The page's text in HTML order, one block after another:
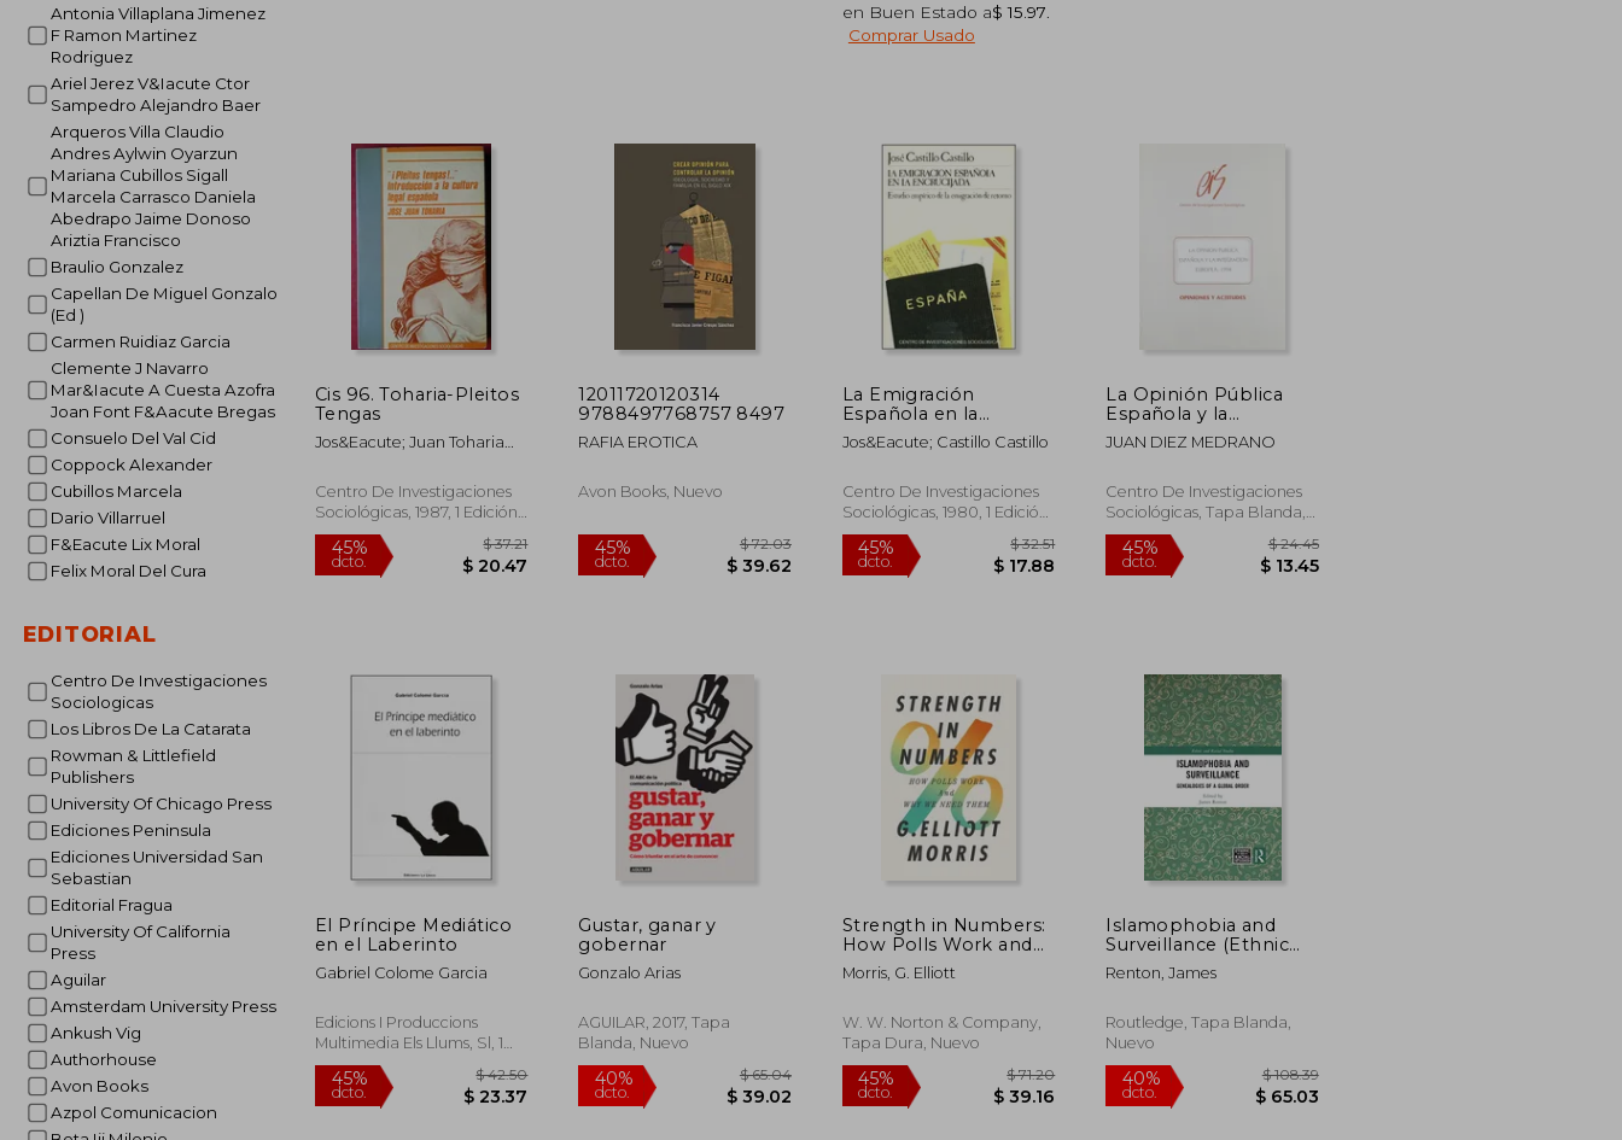
Antonia Villaplana Jimenez
F Ramon Martinez
Rodriguez
Ariel Jerez V&Iacute Ctor
Sampedro Alejandro Baer
Arqueros Villa Claudio
Andres Aylwin Oyarzun
Mariana Cubillos Sigall
Marcela Carrasco Daniela
Abedrapo Jaime Donoso
Ariztia Francisco
Braulio Gonzalez
Capellan De Miguel Gonzalo
(Ed )
Carmen Ruidiaz Garcia
Clemente J Navarro
Mar&Iacute A Cuesta Azofra
Joan Font F&Aacute Bregas
Consuelo Del Val Cid
Coppock Alexander
Cubillos Marcela
Dario Villarruel
F&Eacute Lix Moral
Felix Moral Del Cura
EDITORIAL
Centro De Investigaciones
Sociologicas
Los Libros De La Catarata
Rowman & Littlefield
Publishers
University Of Chicago Press
Ediciones Peninsula
Ediciones Universidad San
Sebastian
Editorial Fragua
University Of California
Press
Aguilar
Amsterdam University Press
Ankush Vig
Authorhouse
Avon Books
Azpol Comunicacion
$ 41.43
$ 22.79
45%
dcto.
en Buen Estado a$ 15.97
Comprar Usado
Cis 96. Toharia-Pleitos
Tengas
Jos&Eacute; Juan Toharia
Centro De Investigaciones
Sociológicas, 1987, 1 Edición,
Tapa Blanda,
45%
dcto.
12011720120314
9788497768757 8497
RAFIA EROTICA
Avon Books, Nuevo
45%
dcto.
La Emigración
Española en la
Encrucijada: Estudio
Empírico de la
Retorno (Monografías)
Jos&Eacute; Castillo Castillo
Centro De Investigaciones
Sociológicas, 1980, 1 Edición,
Tapa Blanda,
45%
dcto.
$ 32.51
$ 17.88
La Opinión Pública
Española y la
Integración Europea:
1994
JUAN DIEZ MEDRANO
Centro De Investigaciones
Sociológicas, Tapa Blanda,
Nuevo
45%
dcto.
El Príncipe Mediático
en el Laberinto
Gabriel Colome Garcia
Edicions I Produccions
Multimedia Els Llums, Sl, 1
Edición, Tapa Blanda,
Nuevo
Gustar, ganar y
gobernar
Gonzalo Arias
AGUILAR, 2017, Tapa
Blanda, Nuevo
Strength in Numbers:
How Polls Work and
why we Need Them
(en Inglés)
Morris, G. Elliott
W. W. Norton & Company,
Tapa Dura, Nuevo
Islamophobia and
Surveillance (Ethnic
and Racial Studies) (en
Inglés)
Renton, James
Routledge, Tapa Blanda,
Nuevo